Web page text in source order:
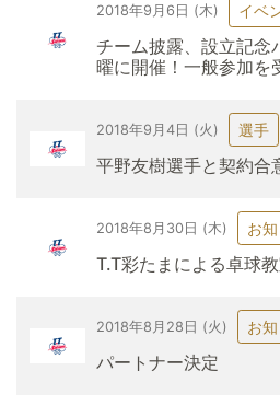
2018年9月6日 (木) イベ
チーム披露、設立記
曜に開催！一般参加を
2018年9月4日 (火) 選手
平野友樹選手と契約合
2018年8月30日 (木) お
T.T彩たまによる卓球
2018年8月28日 (火) お
パートナー決定